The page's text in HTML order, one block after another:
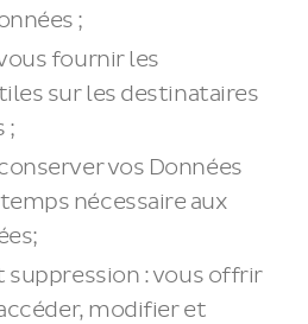
;
fournir les
sur les destinataires
;
vos Données
nécessaire aux
suppression : vous offrir
modifier et